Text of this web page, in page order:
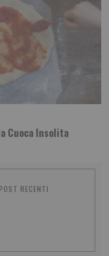
Cuoca Insolita
POST RECENTI